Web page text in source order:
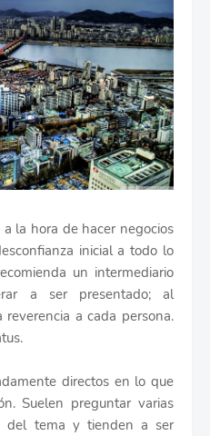
la hora de hacer negocios
inicial a todo lo
un intermediario
a ser presentado; al
a cada persona.
directos en lo que
Suelen preguntar varias
del tema y tienden a ser